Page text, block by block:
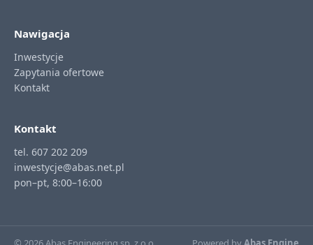
Nawigacja
Inwestycje
Zapytania ofertowe
Kontakt
Kontakt
tel. 607 202 209
inwestycje@abas.net.pl
pon–pt, 8:00–16:00